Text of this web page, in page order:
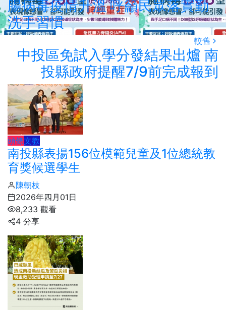
腸病毒疫情升溫 呼籲民眾落實勤
洗手習慣
較舊
中投區免試入學分發結果出爐 南
投縣政府提醒7/9前完成報到
頭條文教
南投縣表揚156位模範兒童及1位總統教
育獎候選學生
陳朝枝
2026年四月01日
8,233 觀看
4 分享